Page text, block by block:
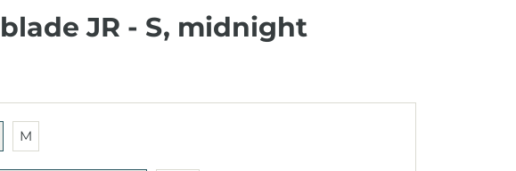
JR - S, midnight
M